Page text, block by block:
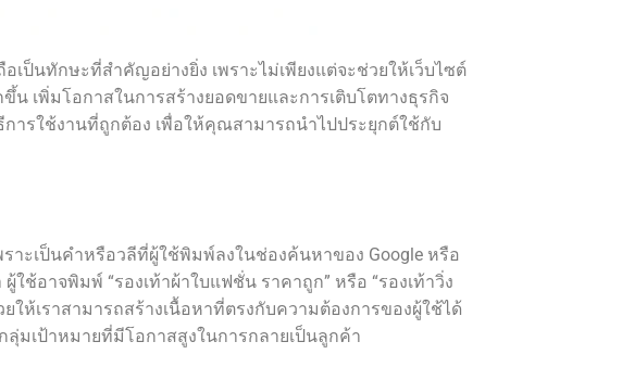
เป็นทักษะที่สำคัญอย่างยิ่ง เพราะไม่เพียงแต่จะช่วยให้เว็บไซต์
เพิ่มโอกาสในการสร้างยอดขายและการเติบโตทางธุรกิจ
ารใช้งานที่ถูกต้อง เพื่อให้คุณสามารถนำไปประยุกต์ใช้กับ
าะเป็นคำหรือวลีที่ผู้ใช้พิมพ์ลงในช่องค้นหาของ Google หรือ
อาจพิมพ์ “รองเท้าผ้าใบแฟชั่น ราคาถูก” หรือ “รองเท้าวิ่ง
ห้เราสามารถสร้างเนื้อหาที่ตรงกับความต้องการของผู้ใช้ได้
มเป้าหมายที่มีโอกาสสูงในการกลายเป็นลูกค้า